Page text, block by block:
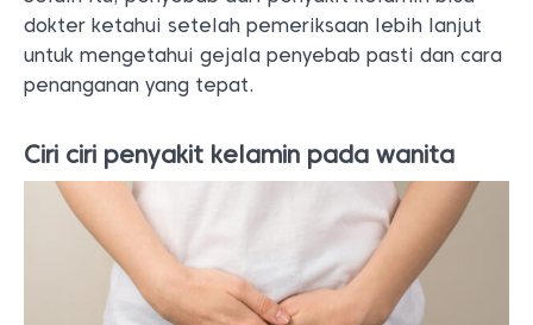
dokter ketahui setelah pemeriksaan lebih lanjut
untuk mengetahui gejala penyebab pasti dan cara
penanganan yang tepat.
Ciri ciri penyakit kelamin pada wanita